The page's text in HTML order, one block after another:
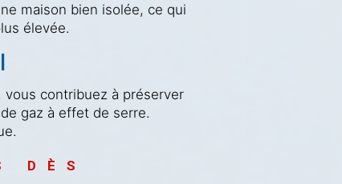
maison bien isolée, ce qui
élevée.
contribuez à préserver
gaz à effet de serre.
DÈS